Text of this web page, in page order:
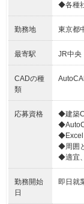
◆各種
勤務地 東京都
最寄駅 JR中央
CADの種
類
応募資格
◆建築
◆Excel
◆周囲
◆適宜
勤務開始
日
即日就